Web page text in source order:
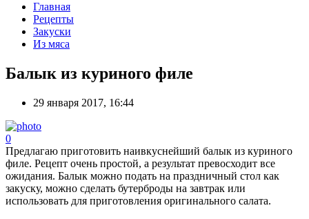
Главная
Рецепты
Закуски
Из мяса
Балык из куриного филе
29 января 2017, 16:44
0
Предлагаю приготовить наивкуснейший балык из куриного
филе. Рецепт очень простой, а результат превосходит все
ожидания. Балык можно подать на праздничный стол как
закуску, можно сделать бутерброды на завтрак или
использовать для приготовления оригинального салата.